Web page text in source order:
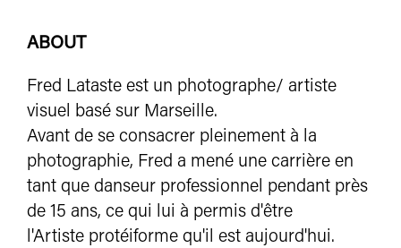
ABOUT
Fred Lataste est un photographe/ artiste
visuel basé sur Marseille.
Avant de se consacrer pleinement à la
photographie, Fred a mené une carrière en
tant que danseur professionnel pendant près
de 15 ans, ce qui lui à permis d'être
l'Artiste protéiforme qu'il est aujourd'hui.